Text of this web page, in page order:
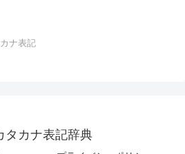
ナ表記
タカナ表記辞典